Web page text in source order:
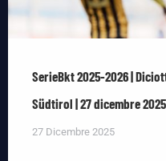
SerieBkt 2025-2026 |
Südtirol | 27 dicembre 2025
27 Dicembre 2025